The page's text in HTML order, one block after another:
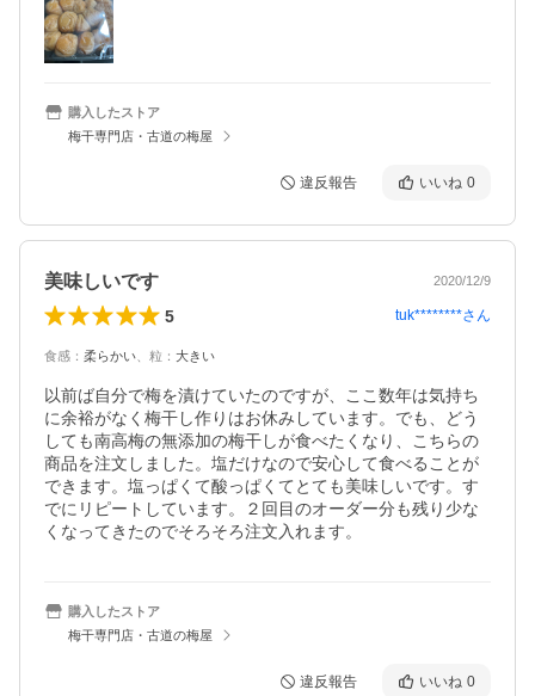
購入したストア
梅干専門店・古道の梅屋
違反報告 いいね 0
美味しいです 2020/12/9
5 tuk********さん
食感 ： 柔らかい 粒 ： 大きい
以前ば自分で梅を漬けていたのですが、ここ数年は気持ち
に余裕がなく梅干し作りはお休みしています。でも、どう
しても南高梅の無添加の梅干しが食べたくなり、こちらの
商品を注文しました。塩だけなので安心して食べることが
できます。塩っぱくて酸っぱくてとても美味しいです。す
でにリピートしています。２回目のオーダー分も残り少な
くなってきたのでそろそろ注文入れます。
購入したストア
梅干専門店・古道の梅屋
違反報告 いいね 0